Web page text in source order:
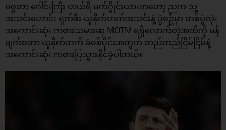
မစ္စတာ ဂေါင်းကြီး ဟယ်ရီ မက်ဂွိုင်းယားကတော့ ညက သူ့
အသင်းဟောင်း ရှက်ဖီး ယူနိုက်တက်အသင်းနဲ့ ပွဲစဥ်မှာ တစ်ပွဲလုံး
အကောင်းဆုံး ကစားသမားဆု MOTM ရရှိလောက်တဲ့အထိကို မန်
ချက်စတာ ယူနိုက်တက် ခံစစ်ပိုင်းအတွက် တည်တည်ငြိမ်ငြိမ်နဲ့
အကောင်းဆုံး ကစားပြသွားနိုင်ခဲ့ပါတယ်။